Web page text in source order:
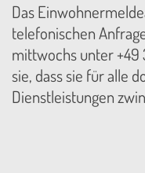
Das
telefonischen
mittwochs unter
sie, dass sie für alle
Dienstleistungen